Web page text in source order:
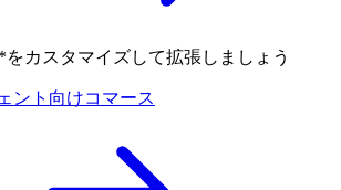
をカスタマイズして拡張しましょう
ント向けコマース